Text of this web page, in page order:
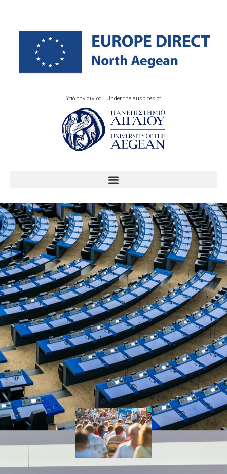
Υπό την αιγίδα | Under the auspices of